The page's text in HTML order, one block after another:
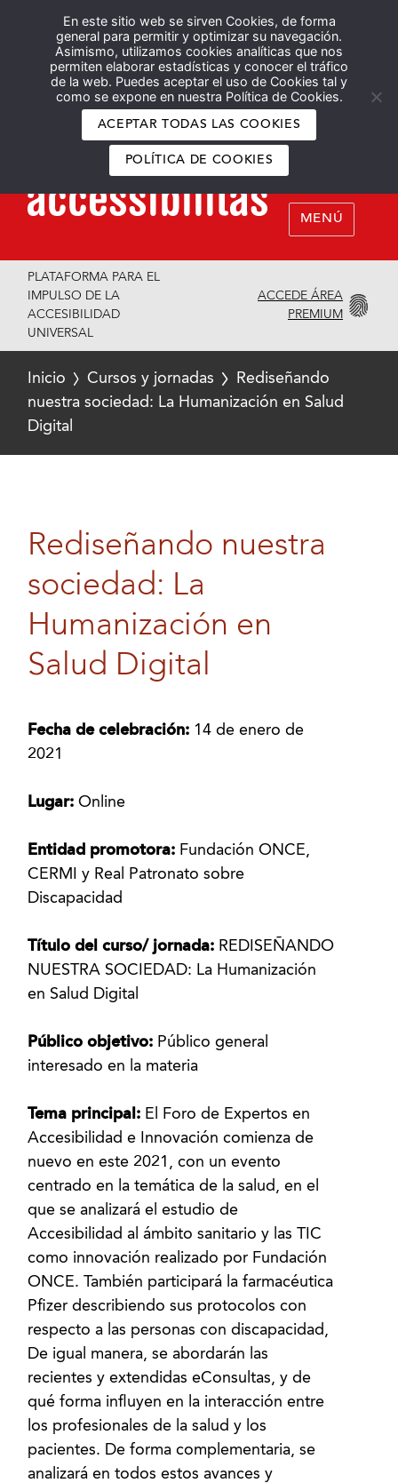
En este sitio web se sirven Cookies, de forma
general para permitir y optimizar su navegación.
Asimismo, utilizamos cookies analíticas que nos
permiten elaborar estadísticas y conocer el tráfico
de la web. Puedes aceptar el uso de Cookies tal y
como se expone en nuestra Política de Cookies.
ACEPTAR TODAS LAS COOKIES
POLÍTICA DE COOKIES
Español English
MENÚ
PLATAFORMA PARA EL
IMPULSO DE LA
ACCESIBILIDAD
UNIVERSAL
ACCEDE ÁREA
PREMIUM
Inicio Cursos y jornadas
Rediseñando
nuestra sociedad: La Humanización en Salud
Digital
Rediseñando nuestra
sociedad: La
Humanización en
Salud Digital
Fecha de celebración: 14 de enero de
2021
Lugar:Online
Entidad promotora: Fundación ONCE,
CERMI y Real Patronato sobre
Discapacidad
Título del curso/ jornada: REDISEÑANDO
NUESTRA SOCIEDAD: La Humanización
en Salud Digital
Público objetivo: Público general
interesado en la materia
Tema principal: El Foro de Expertos en
Accesibilidad e Innovación comienza de
nuevo en este 2021, con un evento
centrado en la temática de la salud, en el
que se analizará el estudio de
Accesibilidad al ámbito sanitario y las TIC
como innovación realizado por Fundación
ONCE. También participará la farmacéutica
Pfizer describiendo sus protocolos con
respecto a las personas con discapacidad,
De igual manera, se abordarán las
recientes y extendidas eConsultas, y de
qué forma influyen en la interacción entre
los profesionales de la salud y los
pacientes. De forma complementaria, se
analizará en todos estos avances y